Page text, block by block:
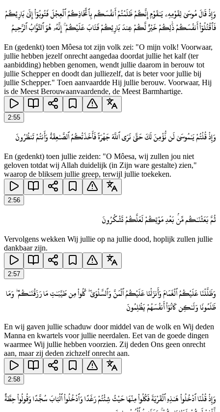
وَإِذْ قَالَ مُوسَىٰ لِقَوْمِهِۦ يَـٰقَوْمِ إِنَّكُمْ ظَلَمْتُمْ أَنفُسَكُم بِٱتِّخَاذِكُمُ ٱلْعِجْلَ فَتُوبُوٓا۟ إِلَىٰ بَارِئِكُمْ
فَٱقْتُلُوٓا۟ أَنفُسَكُمْ ذَٰلِكُمْ خَيْرٌ لَّكُمْ عِندَ بَارِئِكُمْ فَتَابَ عَلَيْكُمْ ۚ إِنَّهُۥ هُوَ ٱلتَّوَّابُ ٱلرَّحِيمُ
En (gedenkt) toen Môesa tot zijn volk zei: "O mijn volk! Voorwaar,
jullie hebben jezelf onrecht aangedaa doordat jullie het kalf (ter
aanbidding) hebben genomen, wendt jullie daarom in berouw tot
jullie Schepper en doodt dan julliezelf, dat is beter voor jullie bij
jullie Schepper." Toen aanvaardde Hij jullie berouw. Voorwaar, Hij
is de Meest Berouwaanvaardende, de Meest Barmhartige.
2:55
وَإِذْ قُلْتُمْ يَـٰمُوسَىٰ لَن نُّؤْمِنَ لَكَ حَتَّىٰ نَرَى ٱللَّهَ جَهْرَةً فَأَخَذَتْكُمُ ٱلصَّـٰعِقَةُ وَأَنتُمْ تَنظُرُونَ
En (gedenkt) toen jullie zeiden: "O Môesa, wij zullen jou niet
geloven totdat wij Allah duidelijk (in Zijn ware gestalte) zien,"
waarop de bliksem jullie greep, terwijl jullie toekeken.
2:56
ثُمَّ بَعَثْنَـٰكُم مِّنۢ بَعْدِ مَوْتِكُمْ لَعَلَّكُمْ تَشْكُرُونَ
Vervolgens wekken Wij jullie op na jullie dood, hoplijk zullen jullie
dankbaar zijn.
2:57
وَظَلَّلْنَا عَلَيْكُمُ ٱلْغَمَامَ وَأَنزَلْنَا عَلَيْكُمُ ٱلْمَنَّ وَٱلسَّلْوَىٰ ۖ كُلُوا۟ مِن طَيِّبَـٰتِ مَا رَزَقْنَـٰكُمْ ۖ وَمَا
ظَلَمُونَا وَلَـٰكِن كَانُوٓا۟ أَنفُسَهُمْ يَظْلِمُونَ
En wij gaven jullie schaduw door middel van de wolk en Wij deden
Manna en kwartels voor jullie neerdalen. Eet van de goede dingen
waarmee Wij jullie hebben voorzien. Zij deden Ons geen onrecht
aan, maar zij deden zichzelf onrecht aan.
2:58
وَإِذْ قُلْنَا ٱدْخُلُوا۟ هَـٰذِهِ ٱلْقَرْيَةَ فَكُلُوا۟ مِنْهَا حَيْثُ شِئْتُمْ رَغَدًا وَٱدْخُلُوا۟ ٱلْبَابَ سُجَّدًا وَقُولُوا۟ حِطَّةٌ